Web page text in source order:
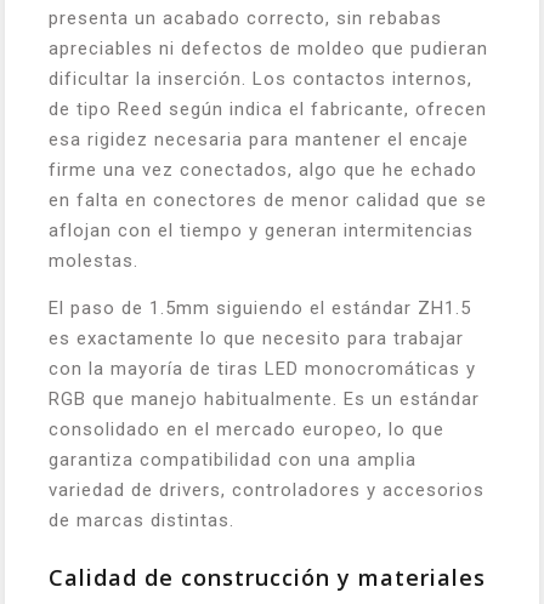
presenta un acabado correcto, sin rebabas
apreciables ni defectos de moldeo que pudieran
dificultar la inserción. Los contactos internos,
de tipo Reed según indica el fabricante, ofrecen
esa rigidez necesaria para mantener el encaje
firme una vez conectados, algo que he echado
en falta en conectores de menor calidad que se
aflojan con el tiempo y generan intermitencias
molestas.
El paso de 1.5mm siguiendo el estándar ZH1.5
es exactamente lo que necesito para trabajar
con la mayoría de tiras LED monocromáticas y
RGB que manejo habitualmente. Es un estándar
consolidado en el mercado europeo, lo que
garantiza compatibilidad con una amplia
variedad de drivers, controladores y accesorios
de marcas distintas.
Calidad de construcción y materiales